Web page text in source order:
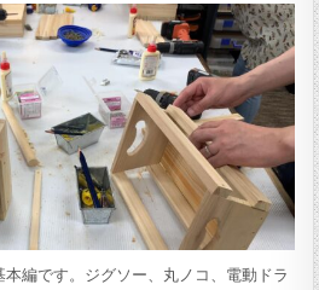
編です。ジグソー、丸ノコ、電動ドラ